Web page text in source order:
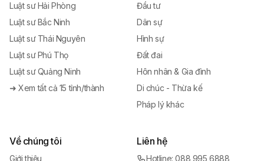
Luật sư Hải Phòng
Luật sư Bắc Ninh
Luật sư Thái Nguyên
Luật sư Phú Thọ
Luật sư Quảng Ninh
➜ Xem tất cả 15 tỉnh/thành
Đầu tư
Dân sự
Hình sự
Đất đai
Hôn nhân & Gia đình
Di chúc - Thừa kế
Pháp lý khác
Về chúng tôi
Giới thiệu
Liên hệ
Hotline: 088 995 6888